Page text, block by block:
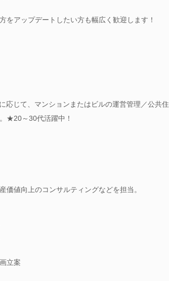
をアップデートしたい方も幅広く歓迎します！
応じて、マンションまたはビルの運営管理／公共住
★20～30代活躍中！
価値向上のコンサルティングなどを担当。
立案